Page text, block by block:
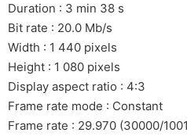
Duration : 3 min 38 s
Bit rate : 20.0 Mb/s
Width : 1 440 pixels
Height : 1 080 pixels
Display aspect ratio : 4:3
Frame rate mode : Constant
Frame rate : 29.970 (30000/